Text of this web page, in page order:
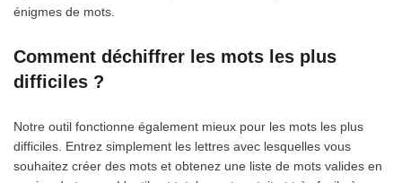
énigmes de mots.
Comment déchiffrer les mots les plus
difficiles ?
Notre outil fonctionne également mieux pour les mots les plus
difficiles. Entrez simplement les lettres avec lesquelles vous
souhaitez créer des mots et obtenez une liste de mots valides en